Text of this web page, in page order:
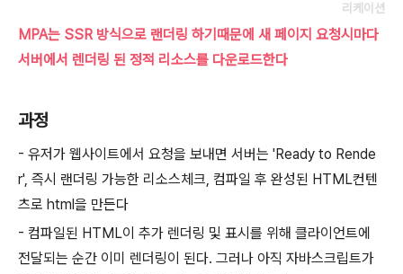
리케이션
MPA는 SSR 방식으로 랜더링 하기때문에 새 페이지 요청시마다
서버에서 렌더링 된 정적 리소스를 다운로드한다
과정
- 유저가 웹사이트에서 요청을 보내면 서버는 'Ready to Rende
r', 즉시 랜더링 가능한 리소스체크, 컴파일 후 완성된 HTML컨텐
츠로 html을 만든다
- 컴파일된 HTML이 추가 렌더링 및 표시를 위해 클라이언트에
전달되는 순간 이미 렌더링이 된다. 그러나 아직 자바스크립트가